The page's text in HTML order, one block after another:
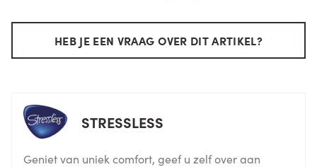
HEB JE EEN VRAAG OVER DIT ARTIKEL?
STRESSLESS
Geniet van uniek comfort, geef u zelf over aan